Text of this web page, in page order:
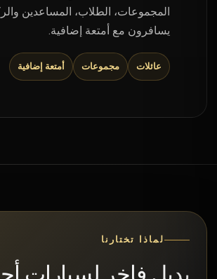
المجموعات، الطلاب، المساعدين
يسافرون مع أمتعة إضافية.
عائلات مجموعات أمتعة إضافية
لماذا تختارنا